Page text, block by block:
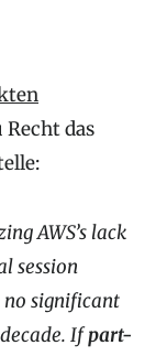
das
AWS’s lack
session
no significant
Ifpart-